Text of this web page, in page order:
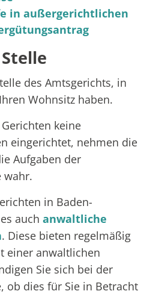
in außergerichtlichen
des Amtsgerichts, in
Wohnsitz haben.
keine
eingerichtet, nehmen die
Aufgaben der
wahr.
in Baden-
auch anwaltliche
. Diese bieten regelmäßig
einer anwaltlichen
Sie sich bei der
ob dies für Sie in Betracht